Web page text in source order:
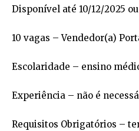
Disponível até 10/12/2025
10 vagas – Vendedor(a)
Escolaridade – ensino
Experiência – não é
Requisitos Obrigatórios –